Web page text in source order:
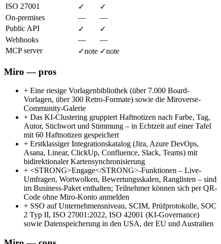
ISO 27001
✓
✓
On-premises
—
—
Public API
✓
✓
Webhooks
—
—
MCP server
✓note ✓note
Miro — pros
+ Eine riesige Vorlagenbibliothek (über 7.000 Board-
Vorlagen, über 300 Retro-Formate) sowie die Miroverse-
Community-Galerie
+ Das KI-Clustering gruppiert Haftnotizen nach Farbe, Tag,
Autor, Stichwort und Stimmung – in Echtzeit auf einer Tafel
mit 60 Haftnotizen gespeichert
+ Erstklassiger Integrationskatalog (Jira, Azure DevOps,
Asana, Linear, ClickUp, Confluence, Slack, Teams) mit
bidirektionaler Kartensynchronisierung
+ <STRONG>Engage</STRONG>-Funktionen – Live-
Umfragen, Wortwolken, Bewertungsskalen, Ranglisten – sind
im Business-Paket enthalten; Teilnehmer können sich per QR-
Code ohne Miro-Konto anmelden
+ SSO auf Unternehmensniveau, SCIM, Prüfprotokolle, SOC
2 Typ II, ISO 27001:2022, ISO 42001 (KI-Governance)
sowie Datenspeicherung in den USA, der EU und Australien